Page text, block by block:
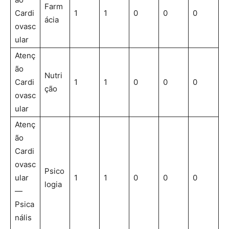
Cardi
ovasc
ular
Farm
ácia
1 1 0 0 0
Atenç
ão
Cardi
ovasc
ular
Nutri
ção
1 1 0 0 0
Atenç
ão
Cardi
ovasc
ular
—
Psica
nális
Psico
logia
1 1 0 0 0